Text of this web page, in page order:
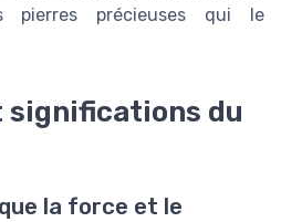
pierres précieuses qui le
significations du
la force et le